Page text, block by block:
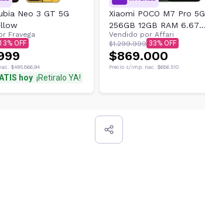
Neo 3 GT 5G
Fravega
13
$495.866,94
hoy ¡Retiralo YA!
Xiaomi POCO M7 Pro 5G
256GB 12GB RAM 6.67
Pulgadas
Vendido por Affari
$1.299.999 33
$869.000
Precio s/imp. nac. $686.510